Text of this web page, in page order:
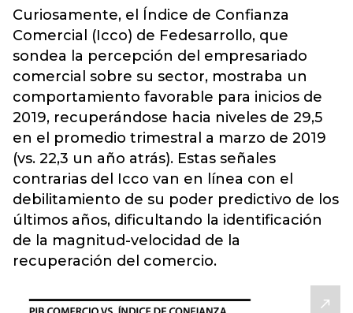
Curiosamente, el Índice de Confianza
Comercial (Icco) de Fedesarrollo, que
sondea la percepción del empresariado
comercial sobre su sector, mostraba un
comportamiento favorable para inicios de
2019, recuperándose hacia niveles de 29,5
en el promedio trimestral a marzo de 2019
(vs. 22,3 un año atrás). Estas señales
contrarias del Icco van en línea con el
debilitamiento de su poder predictivo de los
últimos años, dificultando la identificación
de la magnitud-velocidad de la
recuperación del comercio.